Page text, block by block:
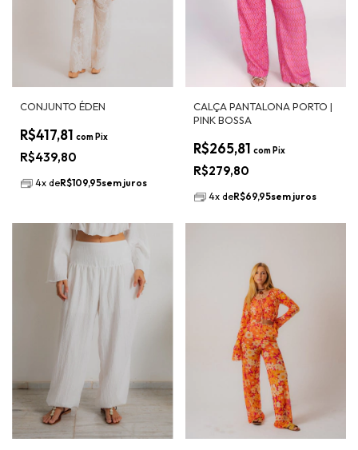
CONJUNTO ÉDEN
R$439,80
R$417,81 comPix
4x deR$109,95sem juros
CALÇA PANTALONA PORTO |
PINK BOSSA
R$279,80
R$265,81 comPix
4x deR$69,95sem juros